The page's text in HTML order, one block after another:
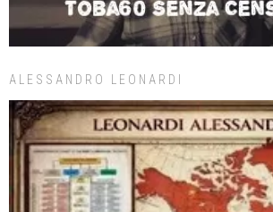
ALESSANDRO LEONARDI